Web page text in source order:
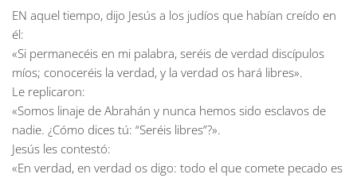
EN aquel tiempo, dijo Jesús a los judíos que habían creído en
él:
«Si permanecéis en mi palabra, seréis de verdad discípulos
míos; conoceréis la verdad, y la verdad os hará libres».
Le replicaron:
«Somos linaje de Abrahán y nunca hemos sido esclavos de
nadie. ¿Cómo dices tú: “Seréis libres”?».
Jesús les contestó:
«En verdad, en verdad os digo: todo el que comete pecado es